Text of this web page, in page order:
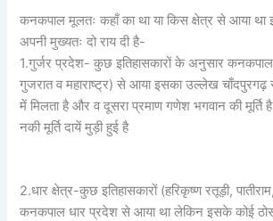
कनकपाल मूलतः कहाँ का था या किस क्षेत्र से आया था
अपनी मुख्यतः दो राय दी है-
1.गुर्जर प्रदेश- कुछ इतिहासकारों के अनुसार कनकपाल
गुजरात व महाराष्ट्र) से आया इसका उल्लेख चाँदपुरगढ़
में मिलता है और व दूसरा प्रमाण गणेश भगवान की
नकी मूर्ति दायें मुड़ी हुई है
2.धार क्षेत्र-कुछ इतिहासकारों (हरिकृष्ण रतूड़ी,
कनकपाल धार प्रदेश से आया था लेकिन इसके कोई ठोस